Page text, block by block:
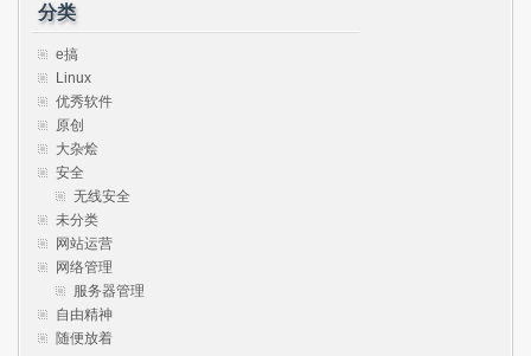
分类
e搞
Linux
优秀软件
原创
大杂烩
安全
无线安全
未分类
网站运营
网络管理
服务器管理
自由精神
随便放着